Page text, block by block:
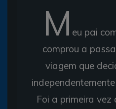
M eu pai
comprou a
viagem que
Foi a primeira vez